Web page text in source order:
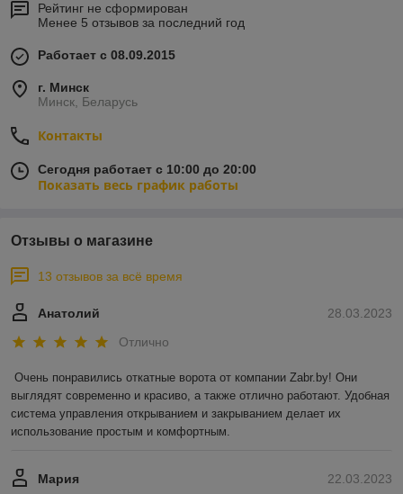
Рейтинг не сформирован
Менее 5 отзывов за последний год
Работает с 08.09.2015
г. Минск
Минск, Беларусь
Контакты
Сегодня работает с 10:00 до 20:00
Показать весь график работы
Отзывы о магазине
13 отзывов за всё время
28.03.2023
Анатолий
Отлично
Очень понравились откатные ворота от компании Zabr.by! Они
выглядят современно и красиво, а также отлично работают. Удобная
система управления открыванием и закрыванием делает их
использование простым и комфортным.
22.03.2023
Мария